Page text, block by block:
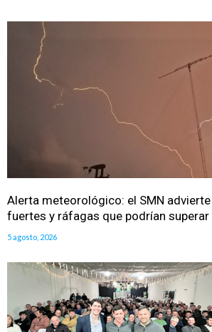
Alerta meteorológico: el SMN
fuertes y ráfagas que podrían
5 agosto, 2026